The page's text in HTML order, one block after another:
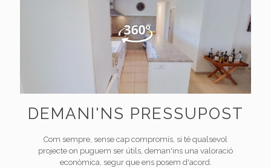
DEMANI'NS PRESSUPOST
Com sempre, sense cap compromís, si té qualsevol
projecte on puguem ser útils, deman'ins una valoració
econòmica, segur que ens posem d'acord.